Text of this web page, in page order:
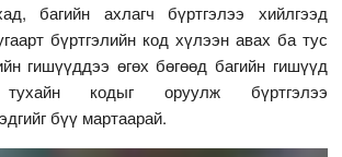
багийн ахлагч бүртгэлээ хийлгээд
бүртгэлийн код хүлээн авах ба тус
гишүүддээ өгөх бөгөөд багийн гишүүд
тухайн кодыг оруулж бүртгэлээ
бүү мартаарай.